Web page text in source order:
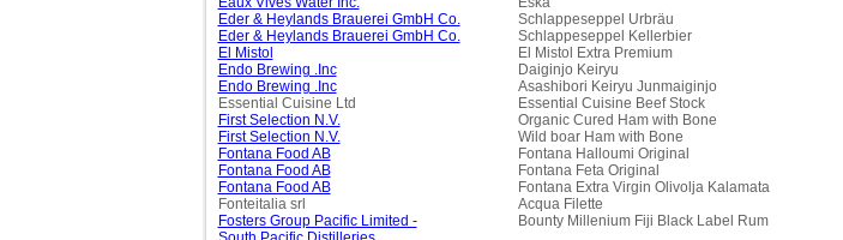
Eder & Heylands Brauerei GmbH Co.
Schlappeseppel Urbräu
Eder & Heylands Brauerei GmbH Co.
Schlappeseppel Kellerbier
El Mistol
El Mistol Extra Premium
Endo Brewing .Inc
Daiginjo Keiryu
Endo Brewing .Inc
Asashibori Keiryu Junmaiginjo
Essential Cuisine Ltd
Essential Cuisine Beef Stock
First Selection N.V.
Organic Cured Ham with Bone
First Selection N.V.
Wild boar Ham with Bone
Fontana Food AB
Fontana Halloumi Original
Fontana Food AB
Fontana Feta Original
Fontana Food AB
Fontana Extra Virgin Olivolja Kalamata
Fonteitalia srl
Acqua Filette
Fosters Group Pacific Limited -
Bounty Millenium Fiji Black Label Rum